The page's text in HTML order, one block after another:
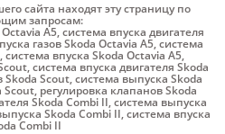
сайта находят эту страницу по
запросам:
A5,система впуска двигателя
газов Skoda Octavia A5,система
,система впуска Skoda Octavia A5,
,система впуска двигателя Skoda
Skoda Scout,система выпуска Skoda
Scout, регулировка клапанов Skoda
Skoda Combi II,система выпуска
Skoda Combi II,система впуска
Combi II